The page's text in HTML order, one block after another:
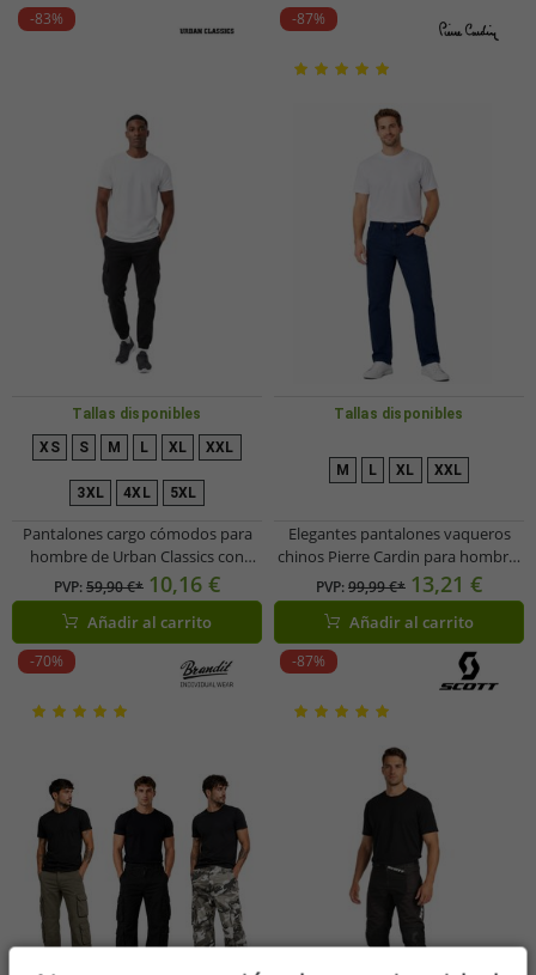
-83%
Tallas disponibles
XS S M L XL XXL
3XL 4XL 5XL
Pantalones cargo cómodos para
hombre de Urban Classics con
cintura elástica y bolsillos cargo,
color negro
PVP:59,90 €* 10,16 €
Añadir al carrito
-87%
Tallas disponibles
M L XL XXL
Elegantes pantalones vaqueros
chinos Pierre Cardin para hombre,
de algodón, I22PI4565, azul
PVP:99,99 €* 13,21 €
Añadir al carrito
-70% -87%